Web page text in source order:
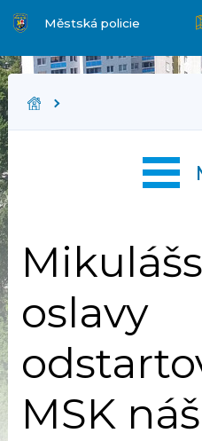
Městská policie
oslavy
MSK